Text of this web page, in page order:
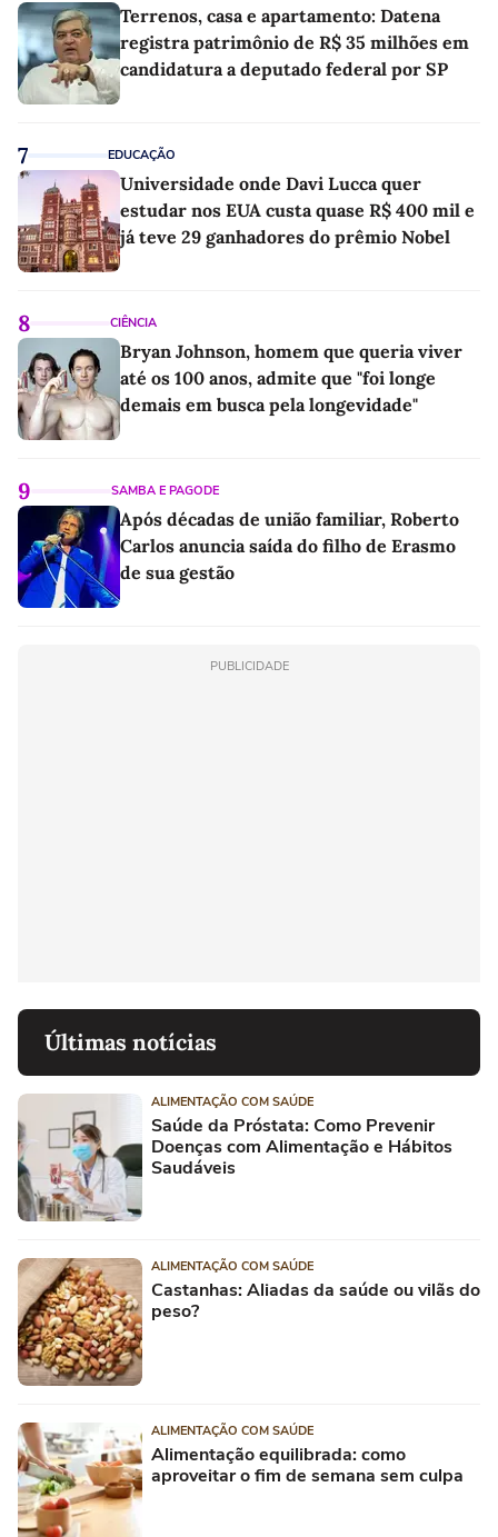
Terrenos, casa e apartamento: Datena
registra patrimônio de R$ 35 milhões em
candidatura a deputado federal por SP
7 EDUCAÇÃO
Universidade onde Davi Lucca quer
estudar nos EUA custa quase R$ 400 mil e
já teve 29 ganhadores do prêmio Nobel
8 CIÊNCIA
Bryan Johnson, homem que queria viver
até os 100 anos, admite que "foi longe
demais em busca pela longevidade"
9 SAMBA E PAGODE
Após décadas de união familiar, Roberto
Carlos anuncia saída do filho de Erasmo
de sua gestão
PUBLICIDADE
Últimas notícias
ALIMENTAÇÃO COM SAÚDE
Saúde da Próstata: Como Prevenir
Doenças com Alimentação e Hábitos
Saudáveis
ALIMENTAÇÃO COM SAÚDE
Castanhas: Aliadas da saúde ou vilãs do
peso?
ALIMENTAÇÃO COM SAÚDE
Alimentação equilibrada: como
aproveitar o fim de semana sem culpa